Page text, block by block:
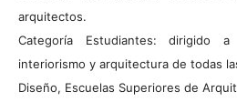
arquitectos.
Categoría Estudiantes: dirigido
interiorismo y arquitectura de todas
Diseño, Escuelas Superiores de